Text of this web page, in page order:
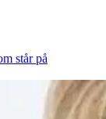
står på